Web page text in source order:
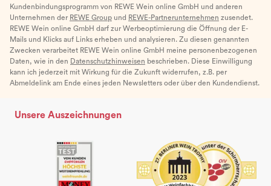
Kundenbindungsprogramm von REWE Wein online GmbH und anderen
Unternehmen der REWE Group und REWE-Partnerunternehmen zusendet.
REWE Wein online GmbH darf zur Werbeoptimierung die Öffnung der E-
Mails und Klicks auf Links erheben und analysieren. Zu diesen genannten
Zwecken verarbeitet REWE Wein online GmbH meine personenbezogenen
Daten, wie in den Datenschutzhinweisen beschrieben. Diese Einwilligung
kann ich jederzeit mit Wirkung für die Zukunft widerrufen, z.B. per
Abmeldelink am Ende eines jeden Newsletters oder über den Kundendienst.
Unsere Auszeichnungen